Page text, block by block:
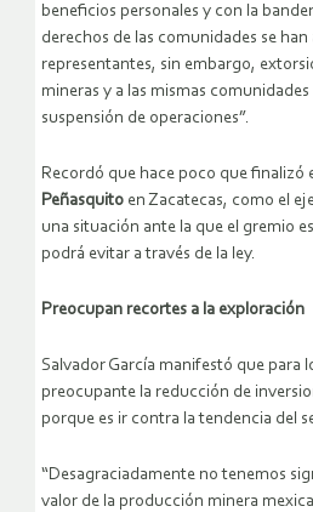
beneficios personales y con la
derechos de las comunidades se
representantes, sin embargo,
mineras y a las mismas
suspensión de operaciones”.
Recordó que hace poco que finalizó
Peñasquito en Zacatecas, como el
una situación ante la que el gremio
podrá evitar a través de la ley.
Preocupan recortes a la exploración
Salvador García manifestó que para
preocupante la reducción de
porque es ir contra la tendencia del
“Desagraciadamente no tenemos
valor de la producción minera